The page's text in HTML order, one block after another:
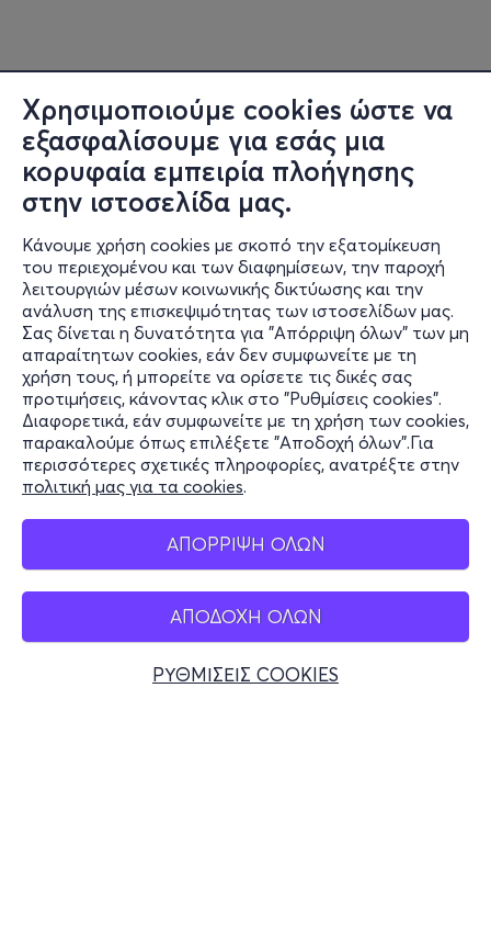
Χρησιμοποιούμε cookies ώστε να
εξασφαλίσουμε για εσάς μια
κορυφαία εμπειρία πλοήγησης
στην ιστοσελίδα μας.
Κάνουμε χρήση cookies με σκοπό την εξατομίκευση
του περιεχομένου και των διαφημίσεων, την παροχή
λειτουργιών μέσων κοινωνικής δικτύωσης και την
ανάλυση της επισκεψιμότητας των ιστοσελίδων μας.
Σας δίνεται η δυνατότητα για "Απόρριψη όλων" των μη
απαραίτητων cookies, εάν δεν συμφωνείτε με τη
χρήση τους, ή μπορείτε να ορίσετε τις δικές σας
προτιμήσεις, κάνοντας κλικ στο "Ρυθμίσεις cookies".
Διαφορετικά, εάν συμφωνείτε με τη χρήση των cookies,
παρακαλούμε όπως επιλέξετε "Αποδοχή όλων".Για
περισσότερες σχετικές πληροφορίες, ανατρέξτε στην
πολιτική μας για τα cookies.
ΑΠΟΡΡΙΨΗ ΟΛΩΝ
ΑΠΟΔΟΧΗ ΟΛΩΝ
ΡΥΘΜΙΣΕΙΣ COOKIES
Πληροφορίες
Υποστήριξη
Stay Connected
Mobile app